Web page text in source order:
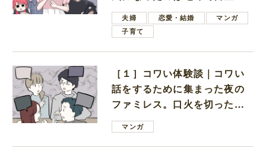
ない男子学生
夫婦 恋愛・結婚
マンガ
子育て
［１］コワい体験談｜コワい
話をするために集まった夜の
ファミレス。口火を切ったの
は電車好きの男の子ママ
マンガ